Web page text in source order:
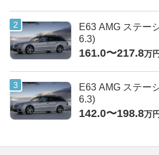
E63 AMG ステー
6.3)
161.0〜217.8万円
E63 AMG ステー
6.3)
142.0〜198.8万円